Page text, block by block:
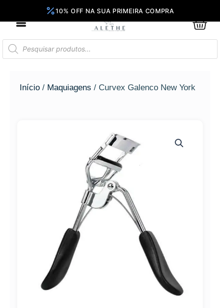
conteúdo
Pesquisar
produtos
Início / Maquiagens / Curvex Galenco New York